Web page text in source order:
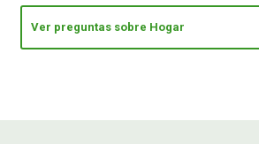
Ver preguntas sobre Hogar